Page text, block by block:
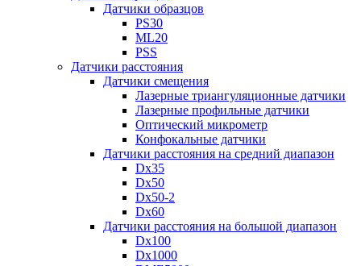
Датчики образцов
PS30
ML20
PSS
Датчики расстояния
Датчики смещения
Лазерные триангуляционные датчики
Лазерные профильные датчики
Оптический микрометр
Конфокальные датчики
Датчики расстояния на средний диапазон
Dx35
Dx50
Dx50-2
Dx60
Датчики расстояния на большой диапазон
Dx100
Dx1000